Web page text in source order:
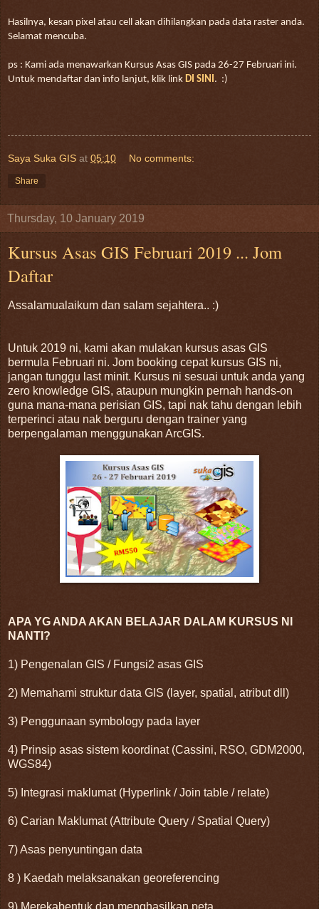
Hasilnya, kesan pixel atau cell akan dihilangkan pada data raster anda.
Selamat mencuba.
ps : Kami ada menawarkan Kursus Asas GIS pada 26-27 Februari ini.
Untuk mendaftar dan info lanjut, klik link DI SINI . :)
Saya Suka GIS at 05:10 No comments:
Share
Thursday, 10 January 2019
Kursus Asas GIS Februari 2019 ... Jom
Daftar
Assalamualaikum dan salam sejahtera.. :)
Untuk 2019 ni, kami akan mulakan kursus asas GIS
bermula Februari ni. Jom booking cepat kursus GIS ni,
jangan tunggu last minit. Kursus ni sesuai untuk anda yang
zero knowledge GIS, ataupun mungkin pernah hands-on
guna mana-mana perisian GIS, tapi nak tahu dengan lebih
terperinci atau nak berguru dengan trainer yang
berpengalaman menggunakan ArcGIS.
APA YG ANDA AKAN BELAJAR DALAM KURSUS NI
NANTI?
1) Pengenalan GIS / Fungsi2 asas GIS
2) Memahami struktur data GIS (layer, spatial, atribut dll)
3) Penggunaan symbology pada layer
4) Prinsip asas sistem koordinat (Cassini, RSO, GDM2000,
WGS84)
5) Integrasi maklumat (Hyperlink / Join table / relate)
6) Carian Maklumat (Attribute Query / Spatial Query)
7) Asas penyuntingan data
8 ) Kaedah melaksanakan georeferencing
9) Merekabentuk dan menghasilkan peta